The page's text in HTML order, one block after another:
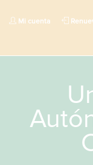
Mi cuenta